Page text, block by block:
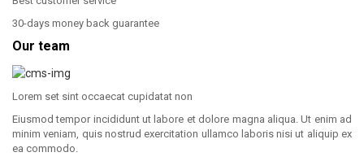
30-days money back guarantee
Our team
Lorem set sint occaecat cupidatat non
Eiusmod tempor incididunt ut labore et dolore magna aliqua. Ut enim ad
minim veniam, quis nostrud exercitation ullamco laboris nisi ut aliquip ex
ea commodo.